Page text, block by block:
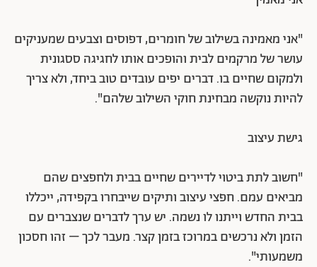
"אני מאמינה בשילוב של חומרים, דפוסים וצבעים שמעניקים
עושר של מרקמים לבית והופכים אותו לחגיגה ססגונית
ולמקום שחיים בו. דברים יפים עובדים טוב ביחד, ולא צריך
להיות נוקשה מבחינת חוקי השילוב שלהם".
גישת עיצוב
"חשוב לתת ביטוי לדיירים שחיים בבית ולחפצים שהם
מביאים עמם. חפצי עיצוב ותיקים שייבחרו בקפידה, ייכללו
בבית החדש וייתנו לו נשמה. יש ערך לדברים שנצברים עם
הזמן ולא נרכשים במרוכז בזמן קצר. מעבר לכך – זהו חסכון
משמעותי".